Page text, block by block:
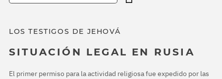
LOS TESTIGOS DE JEHOVÁ
SITUACIÓN LEGAL EN RUSIA
El primer permiso para la actividad religiosa fue expedido por las